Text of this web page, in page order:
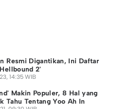
Resmi Digantikan, Ini Daftar
2'
14:35 WIB
Makin Populer, 8 Hal yang
Tahu Tentang Yoo Ah In